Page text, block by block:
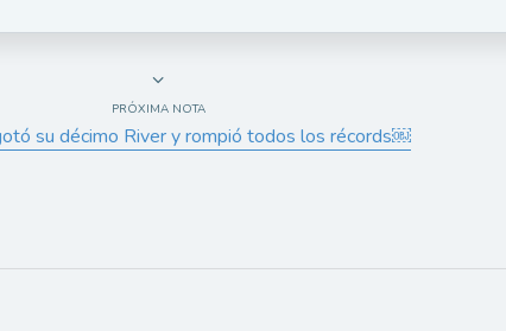
PRÓXIMA NOTA
su décimo River y rompió todos los récords￼